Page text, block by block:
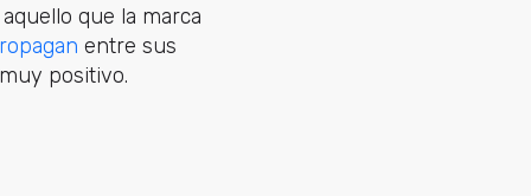
que la marca
entre sus
positivo.